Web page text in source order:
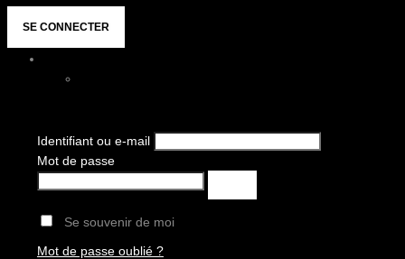
SE CONNECTER
Identifiant ou e-mail
Mot de passe
Se souvenir de moi
Mot de passe oublié ?